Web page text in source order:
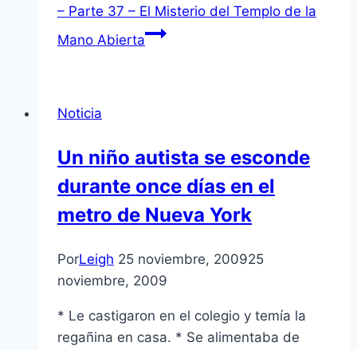
– Parte 37 – El Misterio del Templo de la
Mano Abierta
Noticia
Un niño autista se esconde
durante once dí­as en el
metro de Nueva York
PorLeigh 25 noviembre, 200925
noviembre, 2009
* Le castigaron en el colegio y temí­a la
regañina en casa. * Se alimentaba de